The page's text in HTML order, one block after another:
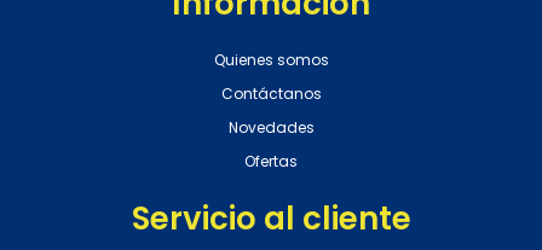
Quienes somos
Contáctanos
Novedades
Ofertas
Servicio al cliente